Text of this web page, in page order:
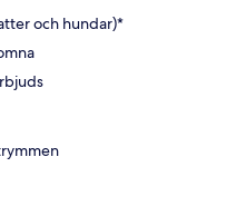
och hundar)*